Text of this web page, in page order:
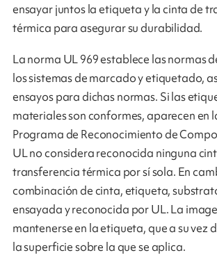
ensayar juntos la etiqueta y la cinta de
térmica para asegurar su durabilidad.
La norma UL 969 establece las normas
los sistemas de marcado y etiquetado,
ensayos para dichas normas. Si las
materiales son conformes, aparecen en
Programa de Reconocimiento de
UL no considera reconocida ninguna
transferencia térmica por sí sola. En
combinación de cinta, etiqueta,
ensayada y reconocida por UL. La
mantenerse en la etiqueta, que a su vez
la superficie sobre la que se aplica.